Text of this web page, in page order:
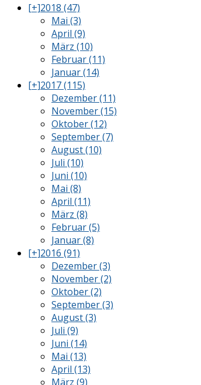
[+]2018 (47)
Mai (3)
April (9)
März (10)
Februar (11)
Januar (14)
[+]2017 (115)
Dezember (11)
November (15)
Oktober (12)
September (7)
August (10)
Juli (10)
Juni (10)
Mai (8)
April (11)
März (8)
Februar (5)
Januar (8)
[+]2016 (91)
Dezember (3)
November (2)
Oktober (2)
September (3)
August (3)
Juli (9)
Juni (14)
Mai (13)
April (13)
März (9)